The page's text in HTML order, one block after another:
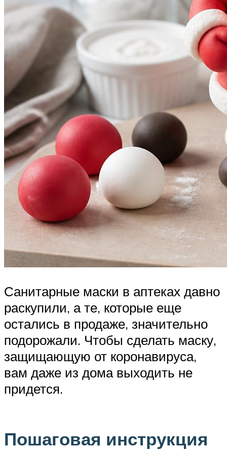
Санитарные маски в аптеках давно
раскупили, а те, которые еще
остались в продаже, значительно
подорожали. Чтобы сделать маску,
защищающую от коронавируса,
вам даже из дома выходить не
придется.
Пошаговая инструкция